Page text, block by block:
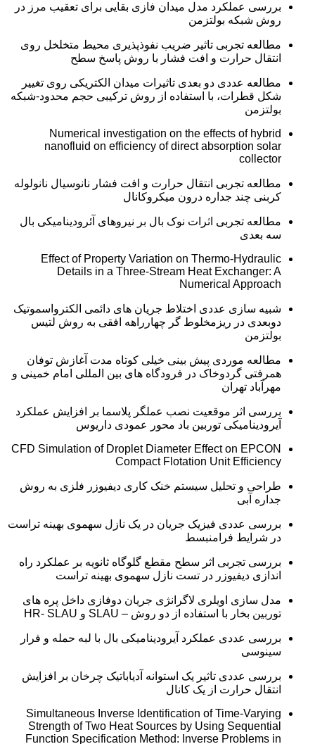
بررسی عملکرد مدل میدان فازی بقایی برای تعقیب مرز در
روش شبکه بولتزمن
مطالعه تجربی تاثیر ضریب نفوذپذیری محیط متخلخل روی
انتقال حرارت و افت فشار با روش پاسخ سطح
مطالعه عددی دو بعدی تاثیرات میدان الکتریکی روی تغییر
شکل قطرات، با استفاده از روش ترکیبی حجم محدود-شبکه
بولتزمن
Numerical investigation on the effects of hybrid
nanofluid on efficiency of direct absorption solar
collector
مطالعه تجربی انتقال حرارت و افت فشار نانوسیال نانولوله
کربنی چند جداره درون میکروکانال
مطالعه تجربی اثرات نوک بال بر نیروهای آئرودینامیکی بال
سه بعدی
Effect of Property Variation on Thermo-Hydraulic
Details in a Three-Stream Heat Exchanger: A
Numerical Approach
شبیه سازی عددی اختلاط جریان های دائمی الکترواسموتیک
دوبعدی در ریزمخلوط گر چهارراهه افقی به روش لتیس
بولتزمن
مطالعه موردی پیش بینی خیلی کوتاه مدت آغازش توفان
همرفتی گردوخاک در فرودگاه های بین المللی امام خمینی و
مهرآباد تهران
بررسی اثر موقعیت نصب عملگر پلاسما بر افزایش عملکرد
آیرودینامیکی توربین باد محور عمودی داریوس
CFD Simulation of Droplet Diameter Effect on EPCON
Compact Flotation Unit Efficiency
طراحی و تحلیل سیستم خنک کاری دیفیوزر فلزی به روش
جداره آبی
بررسی عددی فیزیک جریان در یک نازل سهموی بهینه تراست
در شرایط فرامنبسط
بررسی تجربی اثر سطح مقطع گلوگاه ثانویه بر عملکرد راه
اندازی دیفیوزر در تست نازل سهموی بهینه تراست
مدل سازی اویلری لاگرانژی جریان دوفازی داخل پره های
توربین بخار با استفاده از دو روش – SLAU و HR- SLAU
بررسی عددی عملکرد آیرودینامیکی بال با لبه حمله و فرار
سینوسی
بررسی عددی تاثیر یک استوانه آدیاباتیک چرخان بر افزایش
انتقال حرارت از یک کانال
Simultaneous Inverse Identification of Time-Varying
Strength of Two Heat Sources by Using Sequential
Function Specification Method: Inverse Problems in